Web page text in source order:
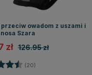
przeciw owadom z uszami i
nosa Szara
zł 126.95 zł
(20)